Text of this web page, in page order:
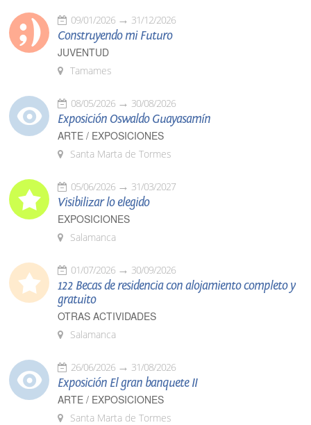
09/01/2026 31/12/2026
Construyendo mi Futuro
JUVENTUD
Tamames
08/05/2026 30/08/2026
Exposición Oswaldo Guayasamín
ARTE / EXPOSICIONES
Santa Marta de Tormes
05/06/2026 31/03/2027
Visibilizar lo elegido
EXPOSICIONES
Salamanca
01/07/2026 30/09/2026
122 Becas de residencia con alojamiento completo y
gratuito
OTRAS ACTIVIDADES
Salamanca
26/06/2026 31/08/2026
Exposición El gran banquete II
ARTE / EXPOSICIONES
Santa Marta de Tormes